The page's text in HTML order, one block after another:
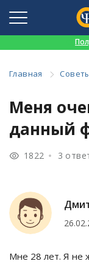
Главная
Меня
данный
1822 3
Мне 28 лет. Я не